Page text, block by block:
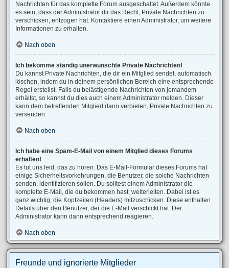
Nachrichten für das komplette Forum ausgeschaltet. Außerdem könnte
es sein, dass der Administrator dir das Recht, Private Nachrichten zu
verschicken, entzogen hat. Kontaktiere einen Administrator, um weitere
Informationen zu erhalten.
Nach oben
Ich bekomme ständig unerwünschte Private Nachrichten!
Du kannst Private Nachrichten, die dir ein Mitglied sendet, automatisch
löschen, indem du in deinem persönlichen Bereich eine entsprechende
Regel erstellst. Falls du belästigende Nachrichten von jemandem
erhältst, so kannst du dies auch einem Administrator melden. Dieser
kann dem betreffenden Mitglied dann verbieten, Private Nachrichten zu
versenden.
Nach oben
Ich habe eine Spam-E-Mail von einem Mitglied dieses Forums
erhalten!
Es tut uns leid, das zu hören. Das E-Mail-Formular dieses Forums hat
einige Sicherheitsvorkehrungen, die Benutzer, die solche Nachrichten
senden, identifizieren sollen. Du solltest einem Administrator die
komplette E-Mail, die du bekommen hast, weiterleiten. Dabei ist es
ganz wichtig, die Kopfzeilen (Headers) mitzuschicken. Diese enthalten
Details über den Benutzer, der die E-Mail verschickt hat. Der
Administrator kann dann entsprechend reagieren.
Nach oben
Freunde und ignorierte Mitglieder